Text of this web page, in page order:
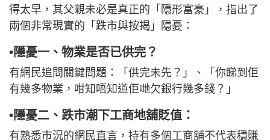
得太早，其父親未必是真正的「隱形富豪」，指出了
兩個非常現實的「跌市與按揭」隱憂：
•隱憂一、物業是否已供完？
有網民追問關鍵問題：「供完未先？」、「你睇到佢
有幾多物業，咁知唔知道佢哋欠銀行幾多錢？」
•隱憂二、跌市潮下工商地舖貶值：
有熟悉市況的網民直言，持有多個工商舖不代表穩賺